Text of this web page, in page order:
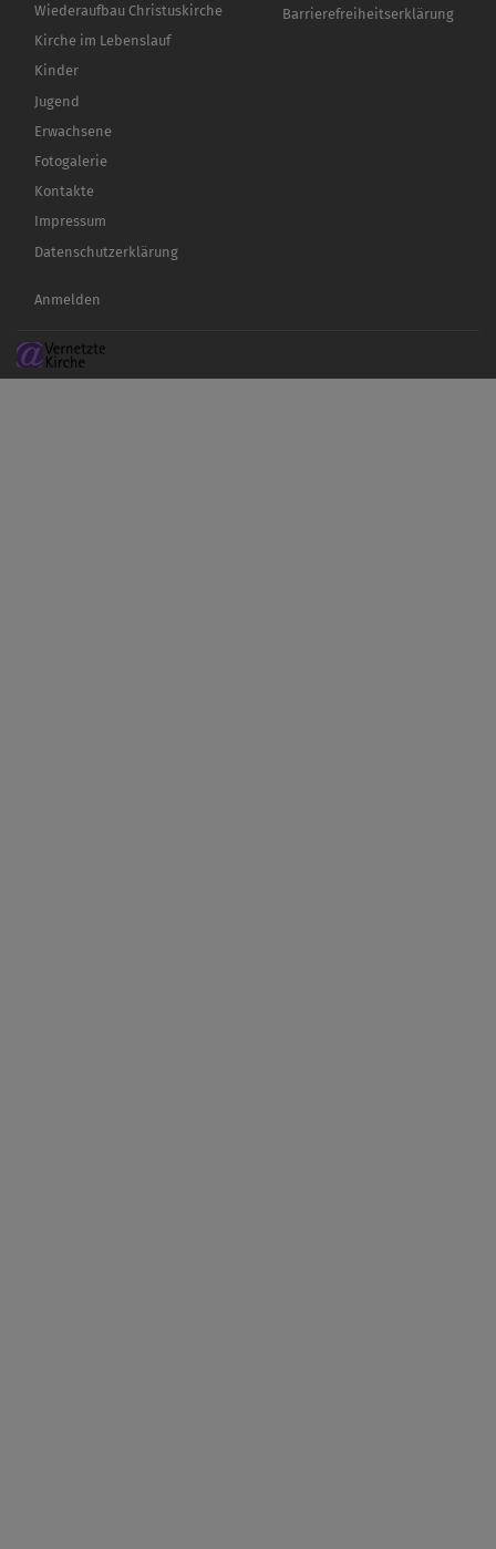
Wiederaufbau Christuskirche
Kirche im Lebenslauf
Kinder
Jugend
Erwachsene
Fotogalerie
Kontakte
Impressum
Datenschutzerklärung
Barrierefreiheitserklärung
Benutzermenü
Anmelden